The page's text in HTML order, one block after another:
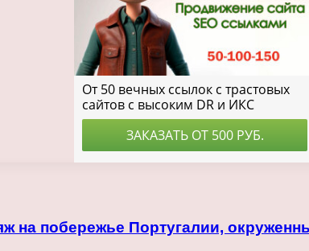
на побережье Португалии,